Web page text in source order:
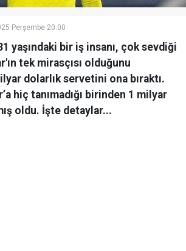
Perşembe 20:00
yaşındaki bir iş insanı, çok sevdiği
tek mirasçısı olduğunu
dolarlık servetini ona bıraktı.
hiç tanımadığı birinden 1 milyar
oldu. İşte detaylar...